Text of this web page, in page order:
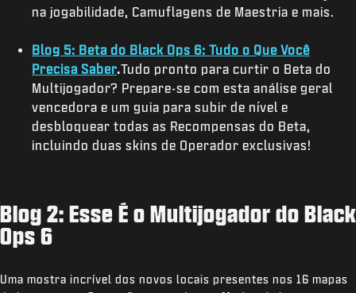
na jogabilidade, Camuflagens de Maestria e mais.
Blog 5: Beta do Black Ops 6: Tudo o Que Você
Precisa Saber.Tudo pronto para curtir o Beta do
Multijogador? Prepare-se com esta análise geral
vencedora e um guia para subir de nível e
desbloquear todas as Recompensas do Beta,
incluindo duas skins de Operador exclusivas!
Blog 2: Esse É o Multijogador do Black
Ops 6
Uma mostra incrível dos novos locais presentes nos 16 mapas